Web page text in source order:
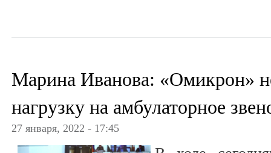
Марина Иванова: «Омикрон»
нагрузку на амбулаторное
27 января, 2022 - 17:45